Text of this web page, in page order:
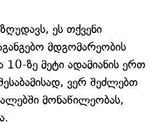
ეს თქვენი
მდგომარეობის
ზე მეტი ადამიანის ერთ
ვერ შეძლებთ
მონაწილეობას,